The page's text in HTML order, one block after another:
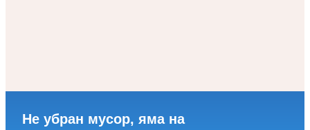
Не убран мусор, яма на